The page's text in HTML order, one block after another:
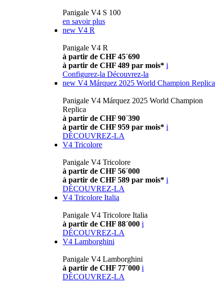
Panigale V4 S 100
en savoir plus
new V4 R
Panigale V4 R
à partir de CHF 45´690
à partir de CHF 489 par mois* i
Configurez-la Découvrez-la
new V4 Márquez 2025 World Champion Replica
Panigale V4 Márquez 2025 World Champion
Replica
à partir de CHF 90´390
à partir de CHF 959 par mois* i
DÉCOUVREZ-LA
V4 Tricolore
Panigale V4 Tricolore
à partir de CHF 56´000
à partir de CHF 589 par mois* i
DÉCOUVREZ-LA
V4 Tricolore Italia
Panigale V4 Tricolore Italia
à partir de CHF 88´000 i
DÉCOUVREZ-LA
V4 Lamborghini
Panigale V4 Lamborghini
à partir de CHF 77´000 i
DÉCOUVREZ-LA